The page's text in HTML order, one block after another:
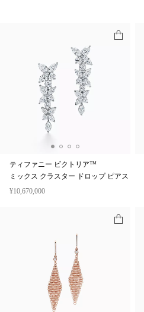
ティファニー ビクトリア™
ミックス クラスター ドロップ ピアス
¥10,670,000